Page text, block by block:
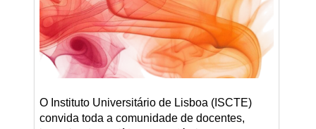
O Instituto Universitário de Lisboa (ISCTE)
convida toda a comunidade de docentes,